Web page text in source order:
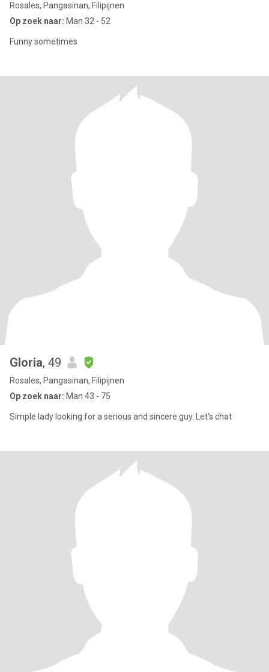
Rosales, Pangasinan, Filipijnen
Op zoek naar: Man 32 - 52
Funny sometimes
Gloria, 49
Rosales, Pangasinan, Filipijnen
Op zoek naar: Man 43 - 75
Simple lady looking for a serious and sincere guy. Let's chat